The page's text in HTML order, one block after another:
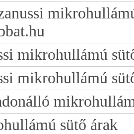
mikrohullámú
mikrohullámú
sütő árak